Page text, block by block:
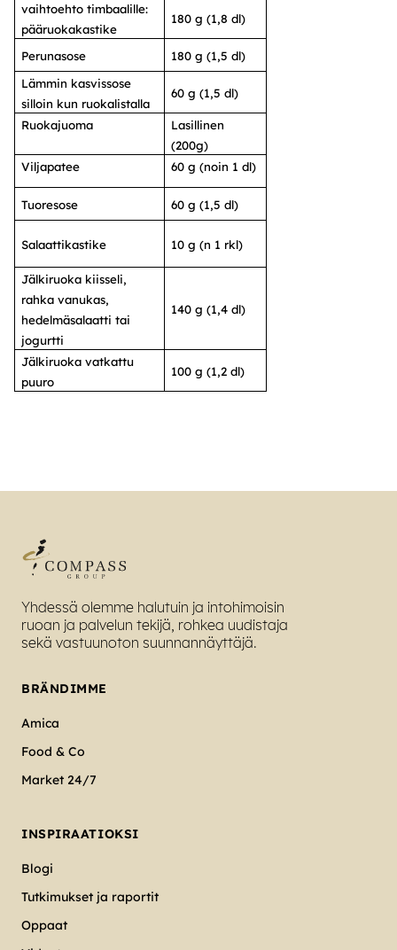
vaihtoehto timbaalille:
pääruokakastike
180 g (1,8 dl)
Perunasose
180 g (1,5 dl)
Lämmin kasvissose
silloin kun ruokalistalla
60 g (1,5 dl)
Ruokajuoma
Lasillinen
(200g)
Viljapatee
60 g (noin 1 dl)
Tuoresose 60 g (1,5 dl)
Salaattikastike 10 g (n 1 rkl)
Jälkiruoka kiisseli,
rahka vanukas,
hedelmäsalaatti tai
jogurtti
140 g (1,4 dl)
Jälkiruoka vatkattu
puuro
100 g (1,2 dl)
Yhdessä olemme halutuin ja intohimoisin
ruoan ja palvelun tekijä, rohkea uudistaja
sekä vastuunoton suunnannäyttäjä.
BRÄNDIMME
Amica
Food & Co
Market 24/7
INSPIRAATIOKSI
Blogi
Tutkimukset ja raportit
Oppaat